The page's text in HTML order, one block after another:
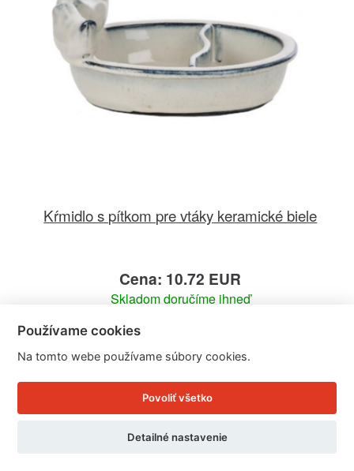
Kŕmidlo s pítkom pre vtáky keramické biele
Cena: 10.72 EUR
Skladom doručíme ihneď
Detail produktu
Používame cookies
Na tomto webe používame súbory cookies.
Povoliť všetko
Detailné nastavenie